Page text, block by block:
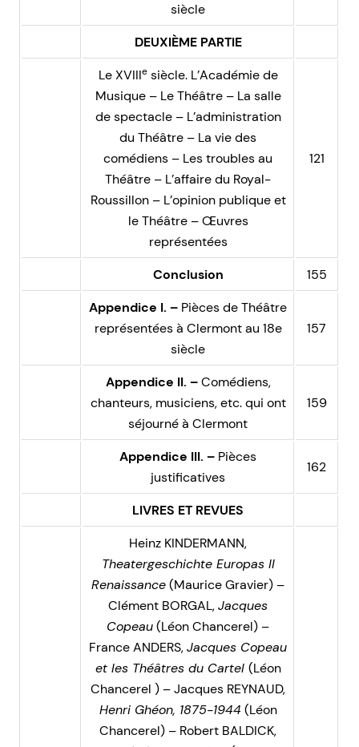
siècle
DEUXIÈME PARTIE
Le XVIIIesiècle. L’Académie de
Musique – Le Théâtre – La salle
de spectacle – L’administration
du Théâtre – La vie des
comédiens – Les troubles au
Théâtre – L’affaire du Royal-
Roussillon – L’opinion publique et
le Théâtre – Œuvres
représentées
121
Conclusion
155
Appendice I. – Pièces de Théâtre
représentées à Clermont au 18e
siècle
157
Appendice II. –Comédiens,
chanteurs, musiciens, etc. qui ont
séjourné à Clermont
159
Appendice III. – Pièces
justificatives
162
LIVRES ET REVUES
Heinz KINDERMANN,
Theatergeschichte Europas II
Renaissance(Maurice Gravier) –
Clément BORGAL,Jacques
Copeau(Léon Chancerel) –
France ANDERS,Jacques Copeau
et les Théâtres du Cartel (Léon
Chancerel ) – Jacques REYNAUD,
Henri Ghéon, 1875-1944 (Léon
Chancerel) – Robert BALDICK,